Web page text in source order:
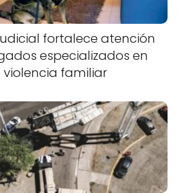
fortalece atención
especializados en
violencia familiar